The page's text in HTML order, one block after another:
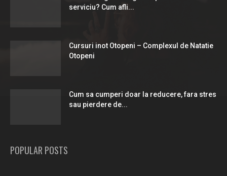
serviciu? Cum afli...
Cursuri inot Otopeni – Complexul de Natatie
Otopeni
Cum sa cumperi doar la reducere, fara stres
sau pierdere de...
POPULAR POSTS